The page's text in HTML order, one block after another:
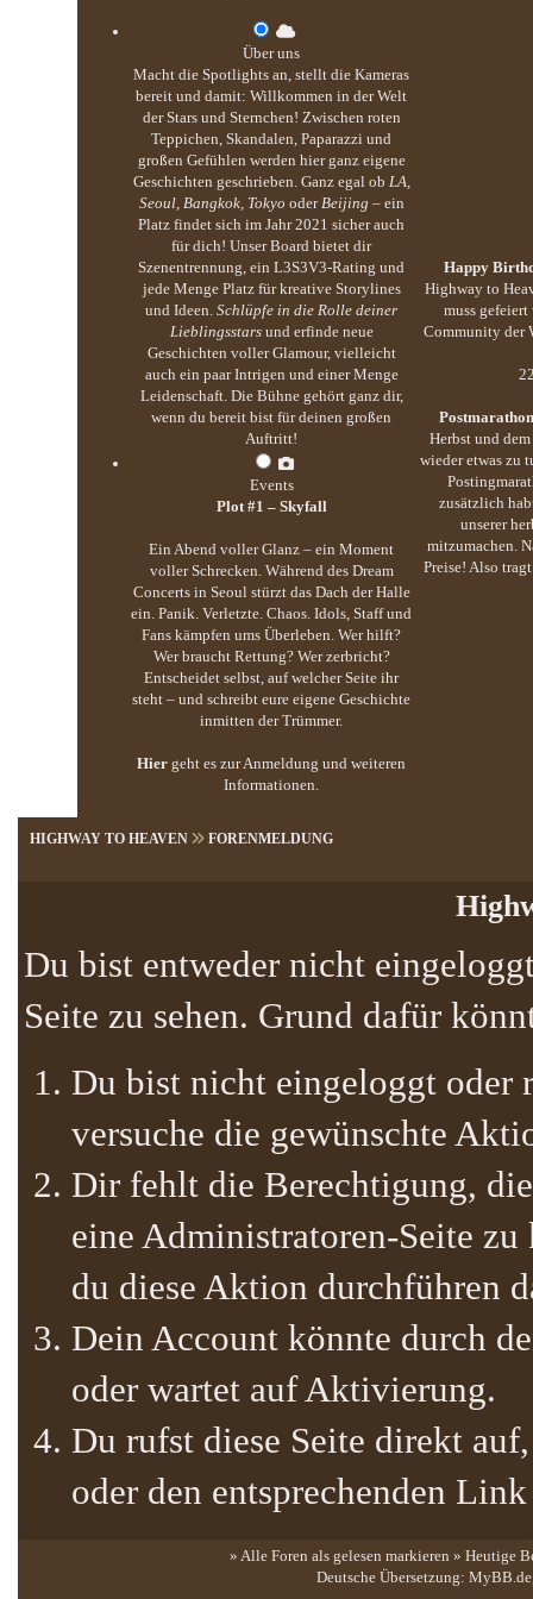
Über uns
Macht die Spotlights an, stellt die Kameras
bereit und damit: Willkommen in der Welt
der Stars und Sternchen! Zwischen roten
Teppichen, Skandalen, Paparazzi und
großen Gefühlen werden hier ganz eigene
Geschichten geschrieben. Ganz egal ob LA,
Seoul, Bangkok, Tokyo oderBeijing – ein
Platz findet sich im Jahr 2021 sicher auch
für dich! Unser Board bietet dir
Szenentrennung, ein L3S3V3-Rating und
jede Menge Platz für kreative Storylines
und Ideen. Schlüpfe in die Rolle deiner
Lieblingsstarsund erfinde neue
Geschichten voller Glamour, vielleicht
auch ein paar Intrigen und einer Menge
Leidenschaft. Die Bühne gehört ganz dir,
wenn du bereit bist für deinen großen
Auftritt!
Events
Plot #1 – Skyfall
Ein Abend voller Glanz – ein Moment
voller Schrecken. Während des Dream
Concerts in Seoul stürzt das Dach der Halle
ein. Panik. Verletzte. Chaos. Idols, Staff und
Fans kämpfen ums Überleben. Wer hilft?
Wer braucht Rettung? Wer zerbricht?
Entscheidet selbst, auf welcher Seite ihr
steht – und schreibt eure eigene Geschichte
inmitten der Trümmer.
Hier geht es zur Anmeldung und weiteren
Informationen.
Happy
Highway to
muss
Community der
Herbst und
wieder etwas zu
zusätzlich
unserer
mitzumachen.
Preise! Also
HIGHWAY TO HEAVEN FORENMELDUNG
Du bist entweder nicht
Seite zu sehen. Grund dafür
Du bist nicht eingeloggt oder
versuche die gewünschte
Dir fehlt die Berechtigung,
eine Administratoren-Seite
du diese Aktion durchführen
Dein Account könnte durch
oder wartet auf Aktivierung.
Du rufst diese Seite direkt
oder den entsprechenden
» Alle Foren als gelesen markieren » Heutige
Deutsche Übersetzung: MyBB.de